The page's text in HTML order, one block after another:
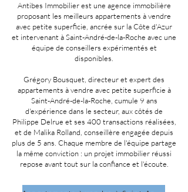
Antibes Immobilier est une agence immobilière
proposant les meilleurs appartements à vendre
avec petite superficie, ancrée sur la Côte d'Azur
et intervenant à Saint-André-de-la-Roche avec une
équipe de conseillers expérimentés et
disponibles.
Grégory Bousquet, directeur et expert des
appartements à vendre avec petite superficie à
Saint-André-de-la-Roche, cumule 9 ans
d'expérience dans le secteur, aux côtés de
Philippe Delrue et ses 400 transactions réalisées,
et de Malika Rolland, conseillère engagée depuis
plus de 5 ans. Chaque membre de l'équipe partage
la même conviction : un projet immobilier réussi
repose avant tout sur la confiance et l'écoute.